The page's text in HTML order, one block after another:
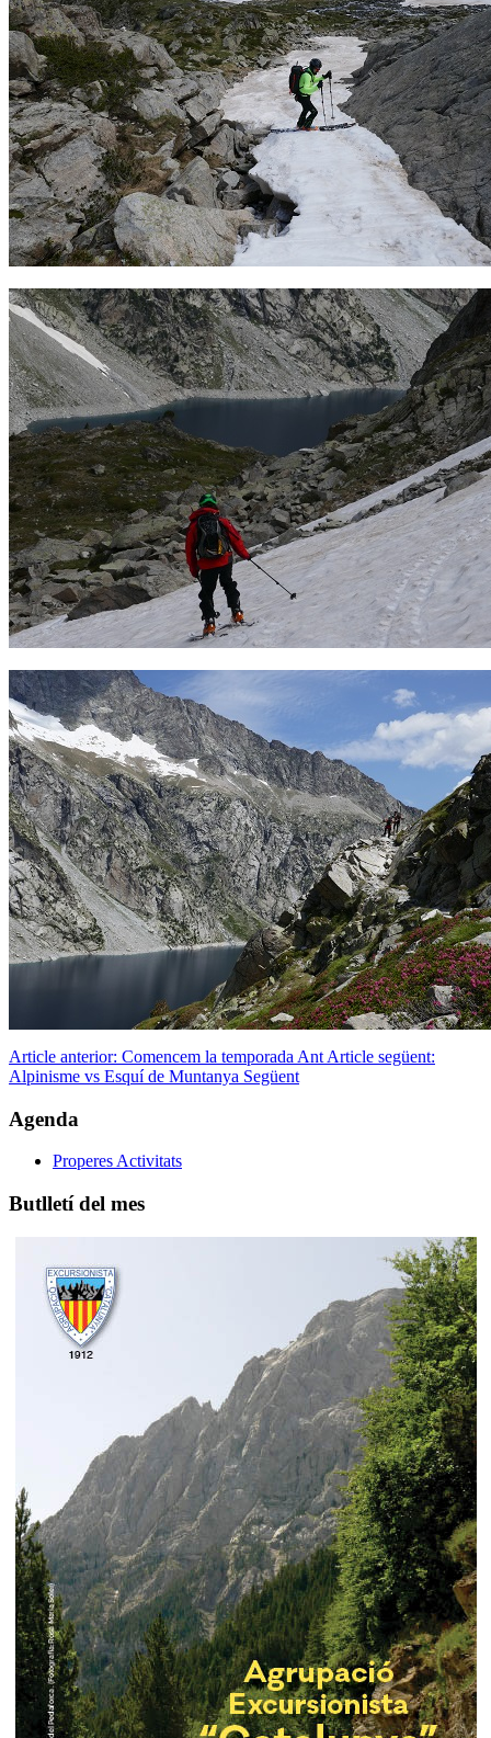
Article anterior: Comencem la temporada Ant Article següent:
Alpinisme vs Esquí de Muntanya Següent
Agenda
Properes Activitats
Butlletí del mes